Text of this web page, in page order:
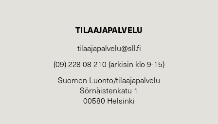
TILAAJAPALVELU
tilaajapalvelu@sll.fi
(09) 228 08 210 (arkisin klo 9-15)
Suomen Luonto/tilaajapalvelu
Sörnäistenkatu 1
00580 Helsinki